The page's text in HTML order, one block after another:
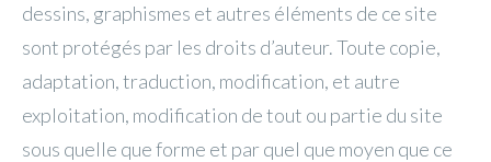
dessins, graphismes et autres éléments de ce site
sont protégés par les droits d’auteur. Toute copie,
adaptation, traduction, modification, et autre
exploitation, modification de tout ou partie du site
sous quelle que forme et par quel que moyen que ce